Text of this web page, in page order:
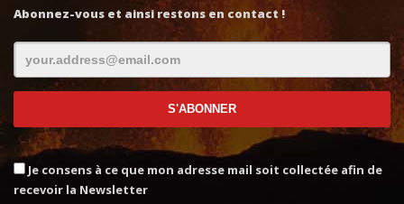
Abonnez-vous et ainsi restons en contact !
Je consens à ce que mon adresse mail soit collectée afin de
recevoir la Newsletter